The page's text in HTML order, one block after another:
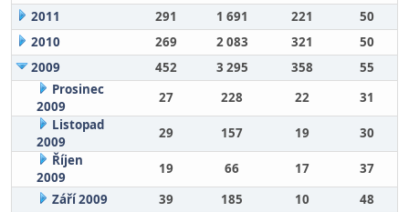
2011
291 1 691 221
50
2010
269 2 083 321
50
2009
452 3 295 358
55
Prosinec
2009
27 228 22
31
Listopad
2009
29 157 19
30
Říjen
2009
19 66 17
37
Září 2009
39 185 10
48